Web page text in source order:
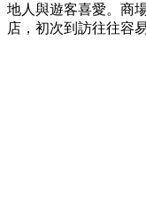
地人與遊客喜愛。商
店，初次到訪往往容